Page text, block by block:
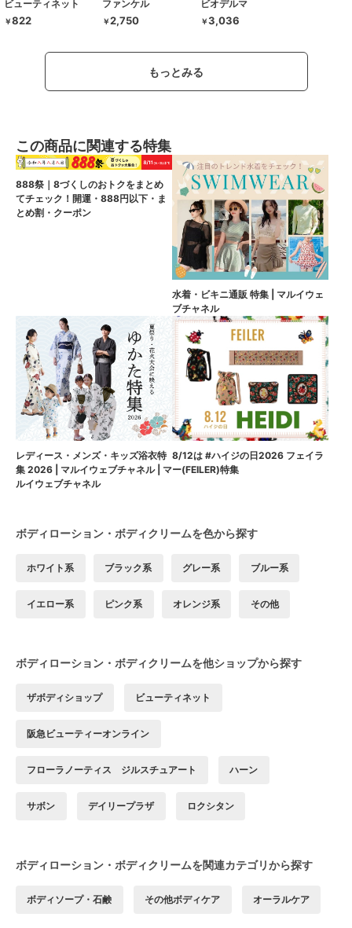
ビューティネット
￥822
ファンケル
￥2,750
ビオデルマ
￥3,036
もっとみる
この商品に関連する特集
888祭｜8づくしのおトクをまとめ
てチェック！開運・888円以下・ま
とめ割・クーポン
水着・ビキニ通販 特集 | マルイウェ
ブチャネル
レディース・メンズ・キッズ浴衣特
集 2026 | マルイウェブチャネル | マ
ルイウェブチャネル
8/12は #ハイジの日2026 フェイラ
ー(FEILER)特集
ボディローション・ボディクリームを色から探す
ホワイト系 ブラック系 グレー系 ブルー系
イエロー系 ピンク系 オレンジ系 その他
ボディローション・ボディクリームを他ショップから探す
ザボディショップ ビューティネット
阪急ビューティーオンライン
フローラノーティス ジルスチュアート ハーン
サボン デイリープラザ ロクシタン
ボディローション・ボディクリームを関連カテゴリから探す
ボディソープ・石鹸 その他ボディケア オーラルケア